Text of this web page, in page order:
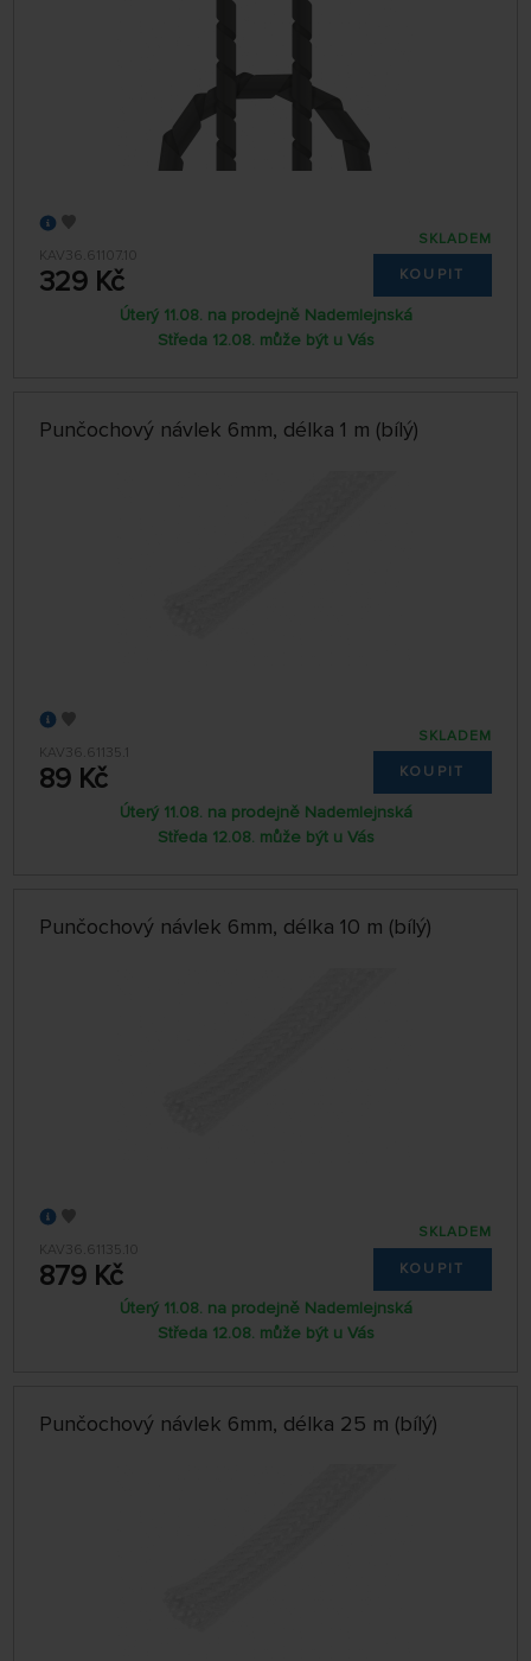
KAV36.61107.10
329 Kč
SKLADEM
KOUPIT
Úterý 11.08. na prodejně Nademlejnská
Středa 12.08. může být u Vás
Punčochový návlek 6mm, délka 1 m (bílý)
KAV36.61135.1
89 Kč
SKLADEM
KOUPIT
Úterý 11.08. na prodejně Nademlejnská
Středa 12.08. může být u Vás
Punčochový návlek 6mm, délka 10 m (bílý)
KAV36.61135.10
879 Kč
SKLADEM
KOUPIT
Úterý 11.08. na prodejně Nademlejnská
Středa 12.08. může být u Vás
Punčochový návlek 6mm, délka 25 m (bílý)